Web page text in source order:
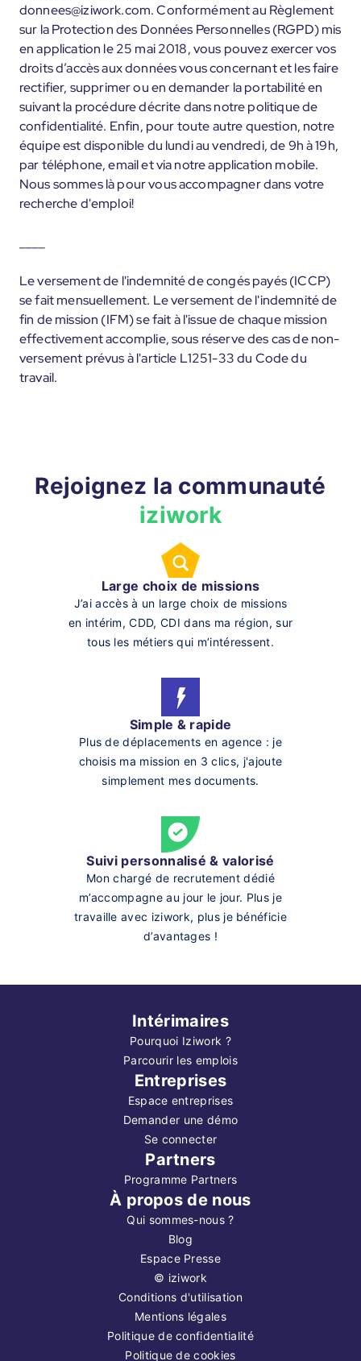
donnees@iziwork.com. Conformément au Règlement
sur la Protection des Données Personnelles (RGPD) mis
en application le 25 mai 2018, vous pouvez exercer vos
droits d’accès aux données vous concernant et les faire
rectifier, supprimer ou en demander la portabilité en
suivant la procédure décrite dans notre politique de
confidentialité. Enfin, pour toute autre question, notre
équipe est disponible du lundi au vendredi, de 9h à 19h,
par téléphone, email et via notre application mobile.
Nous sommes là pour vous accompagner dans votre
recherche d'emploi!
Le versement de l'indemnité de congés payés (ICCP)
se fait mensuellement. Le versement de l'indemnité de
fin de mission (IFM) se fait à l'issue de chaque mission
effectivement accomplie, sous réserve des cas de non-
versement prévus à l'article L1251-33 du Code du
travail.
Rejoignez la communauté
iziwork
Large choix de missions
J’ai accès à un large choix de missions
en intérim, CDD, CDI dans ma région, sur
tous les métiers qui m’intéressent.
Simple & rapide
Plus de déplacements en agence : je
choisis ma mission en 3 clics, j'ajoute
simplement mes documents.
Suivi personnalisé & valorisé
Mon chargé de recrutement dédié
m’accompagne au jour le jour. Plus je
travaille avec iziwork, plus je bénéficie
d’avantages !
Intérimaires
Pourquoi Iziwork ?
Parcourir les emplois
Entreprises
Espace entreprises
Demander une démo
Se connecter
Partners
Programme Partners
À propos de nous
Qui sommes-nous ?
Blog
Espace Presse
© iziwork
Conditions d'utilisation
Mentions légales
Politique de confidentialité
Politique de cookies